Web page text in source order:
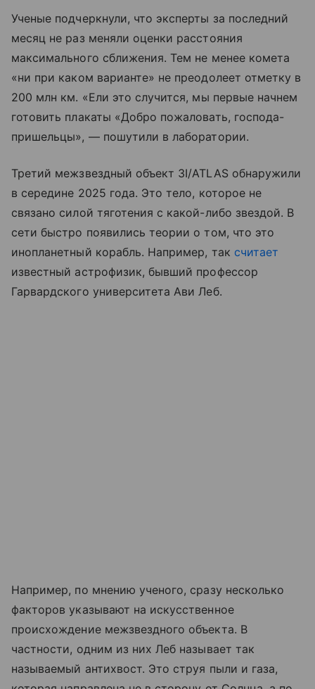
Ученые подчеркнули, что эксперты за последний
месяц не раз меняли оценки расстояния
максимального сближения. Тем не менее комета
«ни при каком варианте» не преодолеет отметку в
200 млн км. «Ели это случится, мы первые начнем
готовить плакаты «Добро пожаловать, господа-
пришельцы», — пошутили в лаборатории.
Третий межзвездный объект 3I/ATLAS обнаружили
в середине 2025 года. Это тело, которое не
связано силой тяготения с какой-либо звездой. В
сети быстро появились теории о том, что это
инопланетный корабль. Например, так считает
известный астрофизик, бывший профессор
Гарвардского университета Ави Леб.
Например, по мнению ученого, сразу несколько
факторов указывают на искусственное
происхождение межзвездного объекта. В
частности, одним из них Леб называет так
называемый антихвост. Это струя пыли и газа,